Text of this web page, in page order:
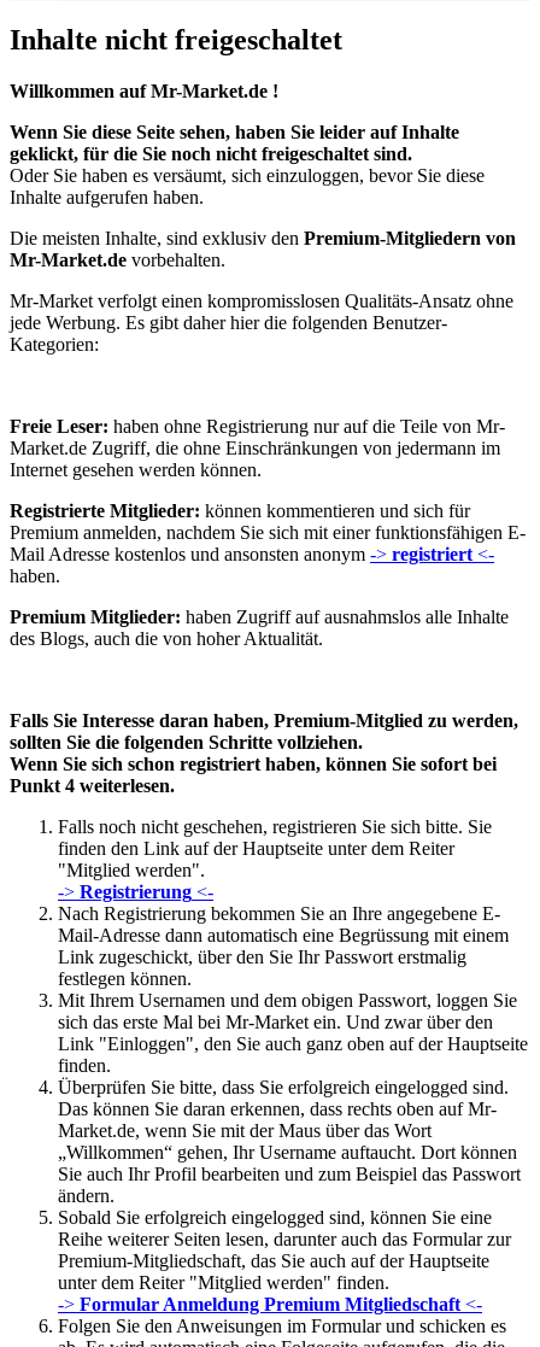
Inhalte nicht freigeschaltet
Willkommen auf Mr-Market.de !
Wenn Sie diese Seite sehen, haben Sie leider auf Inhalte
geklickt, für die Sie noch nicht freigeschaltet sind.
Oder Sie haben es versäumt, sich einzuloggen, bevor Sie diese
Inhalte aufgerufen haben.
Die meisten Inhalte, sind exklusiv den Premium-Mitgliedern von
Mr-Market.de vorbehalten.
Mr-Market verfolgt einen kompromisslosen Qualitäts-Ansatz ohne
jede Werbung. Es gibt daher hier die folgenden Benutzer-
Kategorien:
Freie Leser: haben ohne Registrierung nur auf die Teile von Mr-
Market.de Zugriff, die ohne Einschränkungen von jedermann im
Internet gesehen werden können.
Registrierte Mitglieder: können kommentieren und sich für
Premium anmelden, nachdem Sie sich mit einer funktionsfähigen E-
Mail Adresse kostenlos und ansonsten anonym -> registriert <-
haben.
Premium Mitglieder: haben Zugriff auf ausnahmslos alle Inhalte
des Blogs, auch die von hoher Aktualität.
Falls Sie Interesse daran haben, Premium-Mitglied zu werden,
sollten Sie die folgenden Schritte vollziehen.
Wenn Sie sich schon registriert haben, können Sie sofort bei
Punkt 4 weiterlesen.
Falls noch nicht geschehen, registrieren Sie sich bitte. Sie
finden den Link auf der Hauptseite unter dem Reiter
"Mitglied werden".
-> Registrierung <-
Nach Registrierung bekommen Sie an Ihre angegebene E-
Mail-Adresse dann automatisch eine Begrüssung mit einem
Link zugeschickt, über den Sie Ihr Passwort erstmalig
festlegen können.
Mit Ihrem Usernamen und dem obigen Passwort, loggen Sie
sich das erste Mal bei Mr-Market ein. Und zwar über den
Link "Einloggen", den Sie auch ganz oben auf der Hauptseite
finden.
Überprüfen Sie bitte, dass Sie erfolgreich eingelogged sind.
Das können Sie daran erkennen, dass rechts oben auf Mr-
Market.de, wenn Sie mit der Maus über das Wort
„Willkommen“ gehen, Ihr Username auftaucht. Dort können
Sie auch Ihr Profil bearbeiten und zum Beispiel das Passwort
ändern.
Sobald Sie erfolgreich eingelogged sind, können Sie eine
Reihe weiterer Seiten lesen, darunter auch das Formular zur
Premium-Mitgliedschaft, das Sie auch auf der Hauptseite
unter dem Reiter "Mitglied werden" finden.
-> Formular Anmeldung Premium Mitgliedschaft <-
Folgen Sie den Anweisungen im Formular und schicken es